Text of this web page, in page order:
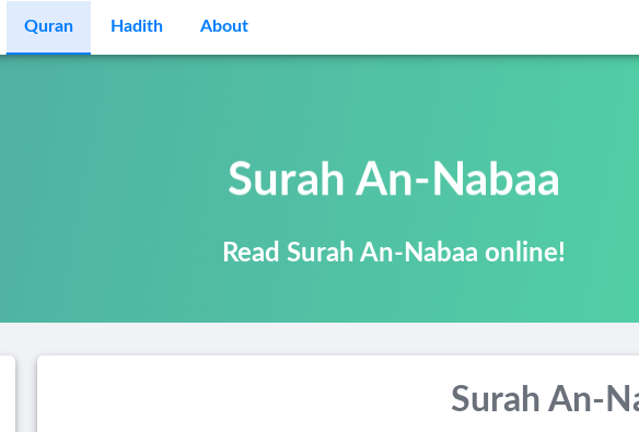
Quran Hadith About
Surah An-Nabaa
Read Surah An-Nabaa online!
Surah An-